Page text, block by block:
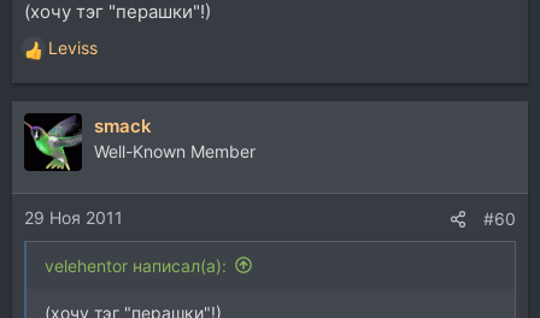
(хочу тэг "перашки"!)
Р
е
а
к
и
и
:
Leviss
smack
Well-Known Member
29 Ноя 2011 #60
velehentor написал(а):
(хочу тэг "перашки"!)